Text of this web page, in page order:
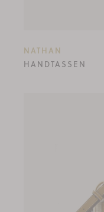
NATHAN
HANDTASSEN